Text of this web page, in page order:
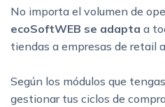
No importa el volumen de
ecoSoftWEB se adapta a
tiendas a empresas de retail
Según los módulos que
gestionar tus ciclos de